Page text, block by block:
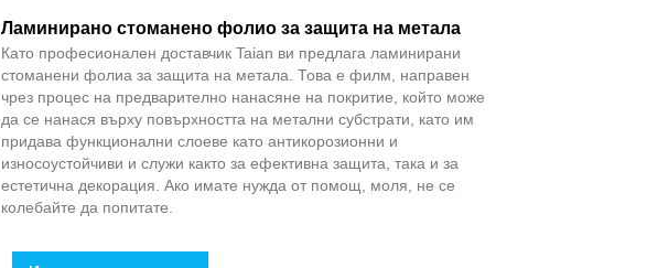
Ламинирано стоманено фолио за защита на метала
Като професионален доставчик Taian ви предлага ламинирани
стоманени фолиа за защита на метала. Това е филм, направен
чрез процес на предварително нанасяне на покритие, който може
да се нанася върху повърхността на метални субстрати, като им
придава функционални слоеве като антикорозионни и
износоустойчиви и служи както за ефективна защита, така и за
естетична декорация. Ако имате нужда от помощ, моля, не се
колебайте да попитате.